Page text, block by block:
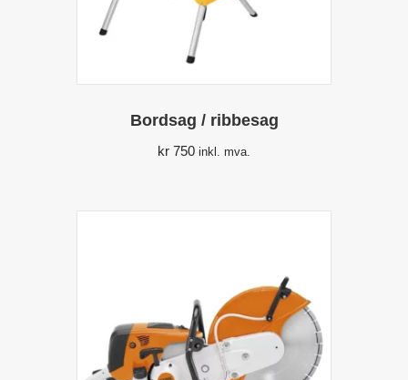
Bordsag / ribbesag
kr 750 inkl. mva.